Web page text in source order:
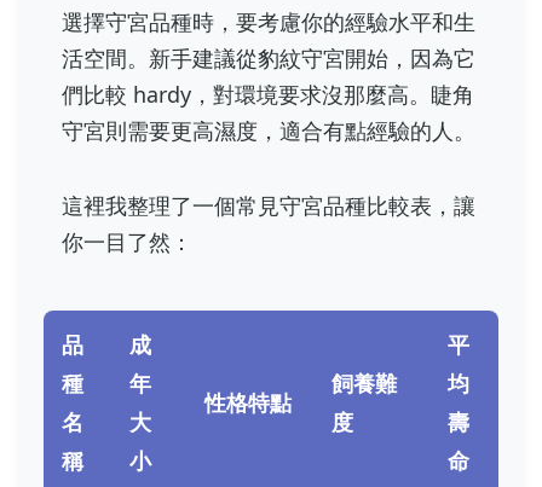
選擇守宮品種時，要考慮你的經驗水平和生
活空間。新手建議從豹紋守宮開始，因為它
們比較 hardy，對環境要求沒那麼高。睫角
守宮則需要更高濕度，適合有點經驗的人。
這裡我整理了一個常見守宮品種比較表，讓
你一目了然：
品
種
名
稱
成
年
大
小
性格特點
飼養難
度
平
均
壽
命